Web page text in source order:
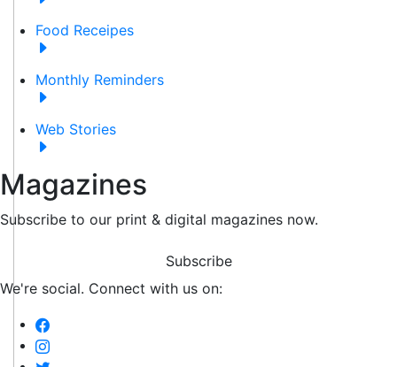
Food Receipes
Monthly Reminders
Web Stories
Magazines
Subscribe to our print & digital magazines now.
Subscribe
We're social. Connect with us on: